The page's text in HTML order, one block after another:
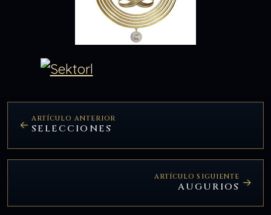
ARTÍCULO ANTERIOR
SELECCIONES
ARTÍCULO SIGUIENTE
AUGURIOS